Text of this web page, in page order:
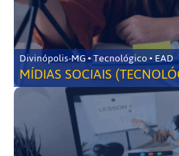
Divinópolis-MG • Tecnológico • EAD
MÍDIAS SOCIAIS